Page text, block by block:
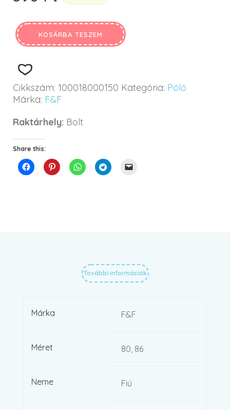
KOSÁRBA TESZEM
Cikkszám: 100018000150 Kategória: Póló
Márka: F&F
Raktárhely: Bolt
Share this:
További információk
Márka F&F
Méret 80, 86
Neme Fiú